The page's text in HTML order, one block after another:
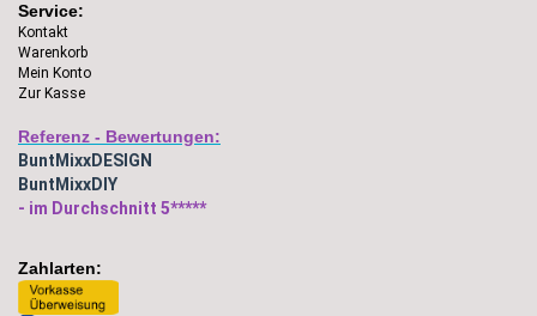
Service:
Kontakt
Warenkorb
Mein Konto
Zur Kasse
Referenz - Bewertungen:
BuntMixxDESIGN
BuntMixxDIY
- im Durchschnitt 5*****
Zahlarten: